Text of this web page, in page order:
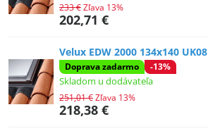
202,71 €
233 €Zľava 13%
Velux EDW 2000 134x140 UK08
Doprava zadarmo -13%
Skladom u dodávateľa
218,38 €
251,01 €Zľava 13%